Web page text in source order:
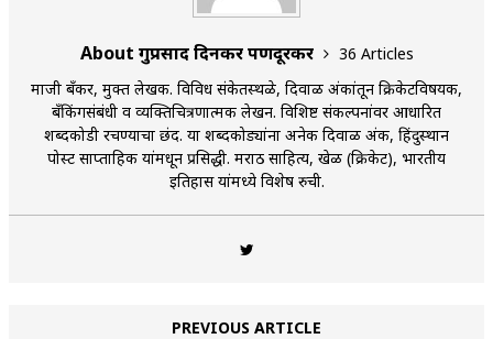
About गुरुप्रसाद दिनकर पणदूरकर
36 Articles
माजी बँकर, मुक्त लेखक. विविध संकेतस्थळे, दिवाळी अंकांतून क्रिकेटविषयक,
बँकिंगसंबंधी व व्यक्तिचित्रणात्मक लेखन. विशिष्ट संकल्पनांवर आधारित
शब्दकोडी रचण्याचा छंद. या शब्दकोड्यांना अनेक दिवाळी अंक, हिंदुस्थान
पोस्ट साप्ताहिक यांमधून प्रसिद्धी. मराठी साहित्य, खेळ (क्रिकेट), भारतीय
इतिहास यांमध्ये विशेष रुची.
PREVIOUS ARTICLE